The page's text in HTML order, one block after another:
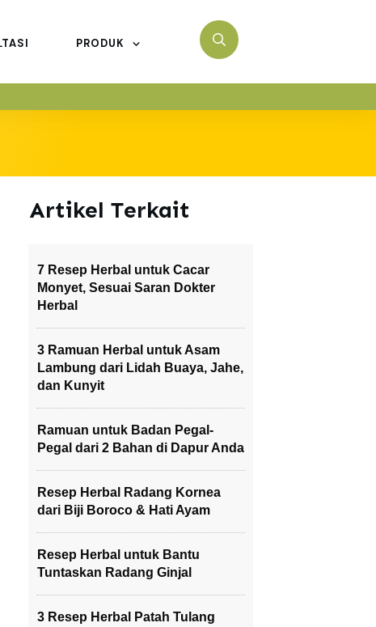
PRODUK
Artikel Terkait
7 Resep Herbal untuk Cacar
Monyet, Sesuai Saran Dokter
Herbal
3 Ramuan Herbal untuk Asam
Lambung dari Lidah Buaya, Jahe,
dan Kunyit
Ramuan untuk Badan Pegal-
Pegal dari 2 Bahan di Dapur Anda
Resep Herbal Radang Kornea
dari Biji Boroco & Hati Ayam
Resep Herbal untuk Bantu
Tuntaskan Radang Ginjal
3 Resep Herbal Patah Tulang